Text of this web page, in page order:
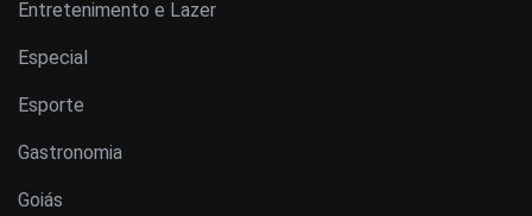
Entretenimento e Lazer
Especial
Esporte
Gastronomia
Goiás